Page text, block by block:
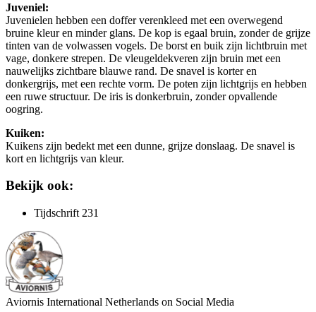
Juveniel:
Juvenielen hebben een doffer verenkleed met een overwegend
bruine kleur en minder glans. De kop is egaal bruin, zonder de grijze
tinten van de volwassen vogels. De borst en buik zijn lichtbruin met
vage, donkere strepen. De vleugeldekveren zijn bruin met een
nauwelijks zichtbare blauwe rand. De snavel is korter en
donkergrijs, met een rechte vorm. De poten zijn lichtgrijs en hebben
een ruwe structuur. De iris is donkerbruin, zonder opvallende
oogring.
Kuiken:
Kuikens zijn bedekt met een dunne, grijze donslaag. De snavel is
kort en lichtgrijs van kleur.
Bekijk ook:
Tijdschrift 231
Aviornis International Netherlands on Social Media